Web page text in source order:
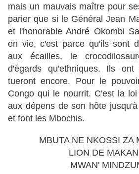
mais un mauvais maître pour
parier que si le Général Jean
et l'honorable André Okombi
en vie, c'est parce qu'ils sont
aux écailles, le
d'égards qu'ethniques. Ils
tueront encore. Pour le
Congo qui le nourrit. C'est la
aux dépens de son hôte
et font les Mbochis.
MBUTA NE NKOSSI ZA
LION DE
MWAN'